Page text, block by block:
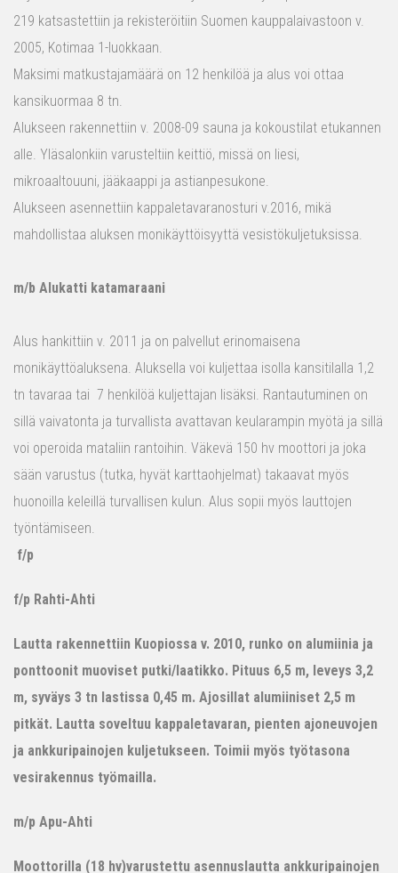
219 katsastettiin ja rekisteröitiin Suomen kauppalaivastoon v.
2005, Kotimaa 1-luokkaan.
Maksimi matkustajamäärä on 12 henkilöä ja alus voi ottaa
kansikuormaa 8 tn.
Alukseen rakennettiin v. 2008-09 sauna ja kokoustilat etukannen
alle. Yläsalonkiin varusteltiin keittiö, missä on liesi,
mikroaaltouuni, jääkaappi ja astianpesukone.
Alukseen asennettiin kappaletavaranosturi v.2016, mikä
mahdollistaa aluksen monikäyttöisyyttä vesistökuljetuksissa.
m/b Alukatti katamaraani
Alus hankittiin v. 2011 ja on palvellut erinomaisena
monikäyttöaluksena. Aluksella voi kuljettaa isolla kansitilalla 1,2
tn tavaraa tai 7 henkilöä kuljettajan lisäksi. Rantautuminen on
sillä vaivatonta ja turvallista avattavan keularampin myötä ja sillä
voi operoida mataliin rantoihin. Väkevä 150 hv moottori ja joka
sään varustus (tutka, hyvät karttaohjelmat) takaavat myös
huonoilla keleillä turvallisen kulun. Alus sopii myös lauttojen
työntämiseen.
f/p
f/p Rahti-Ahti
Lautta rakennettiin Kuopiossa v. 2010, runko on alumiinia ja
ponttoonit muoviset putki/laatikko. Pituus 6,5 m, leveys 3,2
m, syväys 3 tn lastissa 0,45 m. Ajosillat alumiiniset 2,5 m
pitkät. Lautta soveltuu kappaletavaran, pienten ajoneuvojen
ja ankkuripainojen kuljetukseen. Toimii myös työtasona
vesirakennus työmailla.
m/p Apu-Ahti
Moottorilla (18 hv)varustettu asennuslautta ankkuripainojen